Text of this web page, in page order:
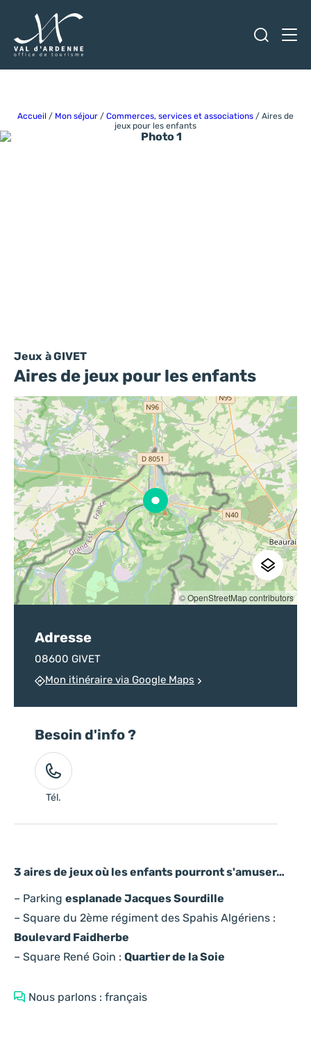
Accueil / Mon séjour / Commerces, services et associations / Aires de
jeux pour les enfants
Jeux à GIVET
Aires de jeux pour les enfants
Photo 1
3 aires de jeux où les enfants pourront s'amuser…
– Parking esplanade Jacques Sourdille
– Square du 2ème régiment des Spahis Algériens :
Boulevard Faidherbe
– Square René Goin : Quartier de la Soie
Nous parlons : français
© OpenStreetMap contributors
Adresse
08600 GIVET
Mon itinéraire via Google Maps
Besoin d'info ?
Tél.